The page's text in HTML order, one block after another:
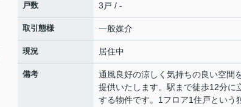
戸数 3戸 / -
取引態様 一般媒介
現況 居住中
備考
通風良好の涼しく気持ちの良い空間
提供いたします。駅まで徒歩12分に
する物件です。1フロア1住戸という